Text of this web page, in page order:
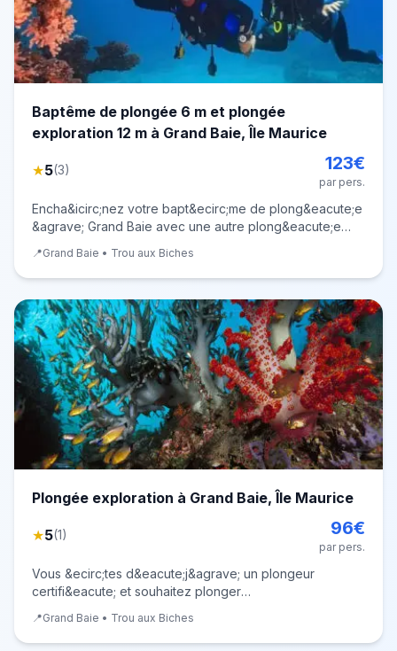
Baptême de plongée 6 m et plongée
exploration 12 m à Grand Baie, Île Maurice
★5(3) 123€
par pers.
Encha&icirc;nez votre bapt&ecirc;me de plong&eacute;e
&agrave; Grand Baie avec une autre plong&eacute;e
site de plong&eacute;e magnifique ! Id&eacute;al pour
d&eacute;couvrir la plong&eacute;e dans
📍Grand Baie • Trou aux Biches
Plongée exploration à Grand Baie, Île Maurice
★5(1) 96€
par pers.
Vous &ecirc;tes d&eacute;j&agrave; un plongeur
certifi&eacute; et souhaitez plonger
Baie avec l'&eacute;quipe de Sunset Diving pour aller
explorer les plus beaux sites de plong&eacute;e du
📍Grand Baie • Trou aux Biches